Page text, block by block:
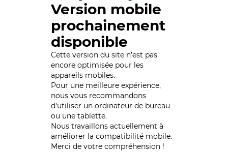
Version mobile
prochainement
disponible
Cette version du site n’est pas
encore optimisée pour les
appareils mobiles.
Pour une meilleure expérience,
nous vous recommandons
d'utiliser un ordinateur de bureau
ou une tablette.
Nous travaillons actuellement à
améliorer la compatibilité mobile.
Merci de votre compréhension !